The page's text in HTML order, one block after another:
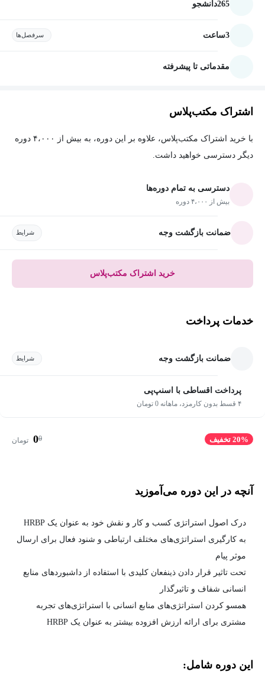
265دانشجو
3ساعت سرفصل‌ها
مقدماتی تا پیشرفته
اشتراک مکتب‌پلاس
با خرید اشتراک مکتب‌پلاس، علاوه بر این دوره، به بیش از ۴،۰۰۰ دوره
دیگر دسترسی خواهید داشت.
دسترسی به تمام دوره‌ها
بیش از ۴،۰۰۰ دوره
ضمانت بازگشت وجه شرایط
خرید اشتراک مکتب‌پلاس
خدمات پرداخت
ضمانت بازگشت وجه شرایط
پرداخت اقساطی با اسنپ‌پی
۴ قسط بدون کارمزد، ماهانه 0 تومان
20% تخفیف 0
0 تومان
آنچه در این دوره می‌آموزید
درک اصول استراتژی کسب و کار و نقش خود به عنوان یک HRBP
به کارگیری استراتژی‌های مختلف ارتباطی و شنود فعال برای ارسال
موثر پیام
تحت تاثیر قرار دادن ذینفعان کلیدی با استفاده از داشبوردهای منابع
انسانی شفاف و تاثیرگذار
همسو کردن استراتژی‌های منابع انسانی با استراتژی‌های تجربه
مشتری برای ارائه ارزش افزوده بیشتر به عنوان یک HRBP
این دوره شامل: